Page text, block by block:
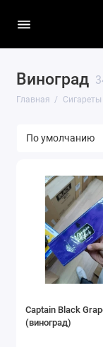
Виноград
Главная Сигареты
Captain Black
(виноград)